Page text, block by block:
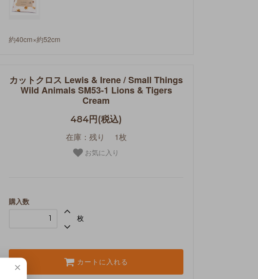
約40cm×約52cm
カットクロス Lewis & Irene / Small Things
Wild Animals SM53-1 Lions & Tigers
Cream
484円(税込)
在庫：残り 1枚
お気に入り
購入数
枚
カートに入れる
×